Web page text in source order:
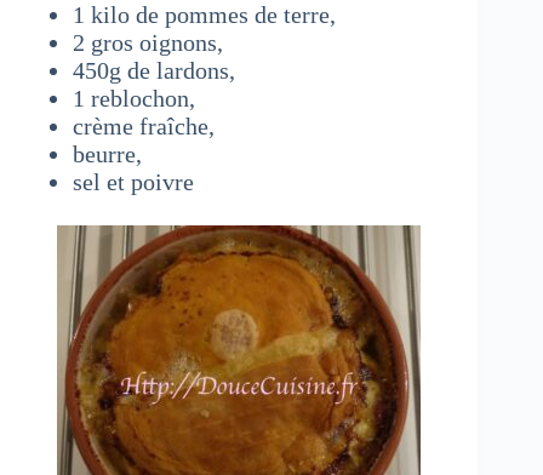
1 kilo de pommes de terre,
2 gros oignons,
450g de lardons,
1 reblochon,
crème fraîche,
beurre,
sel et poivre